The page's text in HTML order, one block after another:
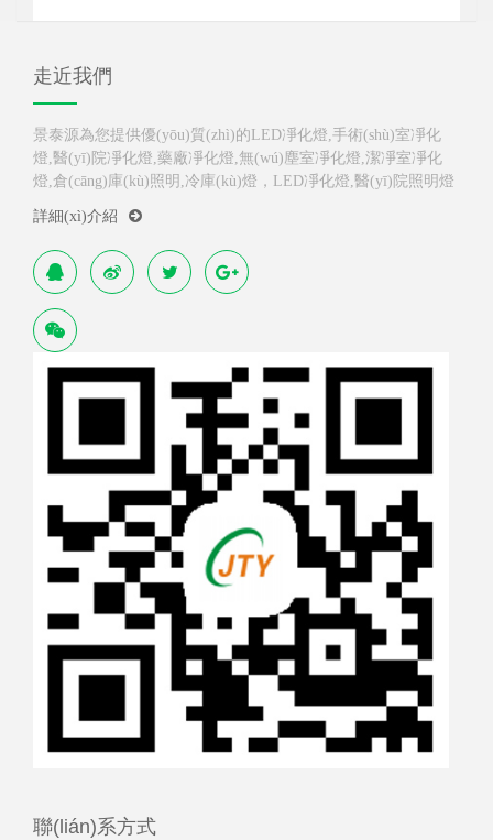
走近我們
景泰源為您提供優(yōu)質(zhì)的LED凈化燈,手術(shù)室凈化
燈,醫(yī)院凈化燈,藥廠凈化燈,無(wú)塵室凈化燈,潔凈室凈化
燈,倉(cāng)庫(kù)照明,冷庫(kù)燈，LED凈化燈,醫(yī)院照明燈
詳細(xì)介紹
聯(lián)系方式